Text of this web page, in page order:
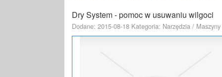
Dry System - pomoc w usuwaniu wilgoci
Dodane: 2015-08-18 Kategoria: Narzędzia / Maszyny